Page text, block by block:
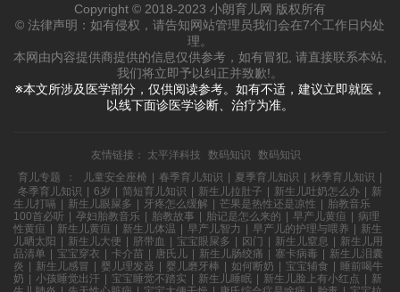
Copyright © 2018-2023 小朗育儿网 版权所有
© 法律声明：如有侵权，请告知网站管理员我们会在7个工作日内处
理。
本网由内容提供商提供的信息仅供参考，如有冒犯, 请直接联系本站,
我们将立即予以纠正并致歉!。
※本文所涉及医学部分，仅供阅读参考。如有不适，建议立即就医，
以线下面诊医学诊断、治疗为准。
友情链接： 太平洋科技 数码知识
数码知识
育儿专题
： 儿童安全座椅 春季育儿知识 夏季育儿知识 秋季育儿知识
冬季育儿知识
6岁 简短育儿知识 新生儿拉肚子 新生儿吐奶怎么办
新
生儿打嗝
新生儿眼屎多 牙疼怎么缓解 芒果是热性还是凉性
胎教音乐
100首必听
孕妇胎教音乐 胎教故事 胎记是怎么来的 早产儿黄疸
病理
性黄疸
新生儿黄疸 新生儿体温 早产儿智力 早产儿的护理与喂养
新生
儿晒太阳
新生儿大便 脐带血 宝宝眼屎多 囟门 新生儿窒息
新生儿用
品清单
宝宝穿衣 卡介苗 唐氏儿 新生儿肠绞痛 寨卡病毒
新生儿泪囊
炎
新生儿感冒 婴儿理发器 婴儿磨牙棒 如何断奶 宝宝辅食
睡前喝牛
奶
小孩睡觉出汗 宝宝睡觉不踏实 新生儿睡眠 新生儿脸上有小红点
新